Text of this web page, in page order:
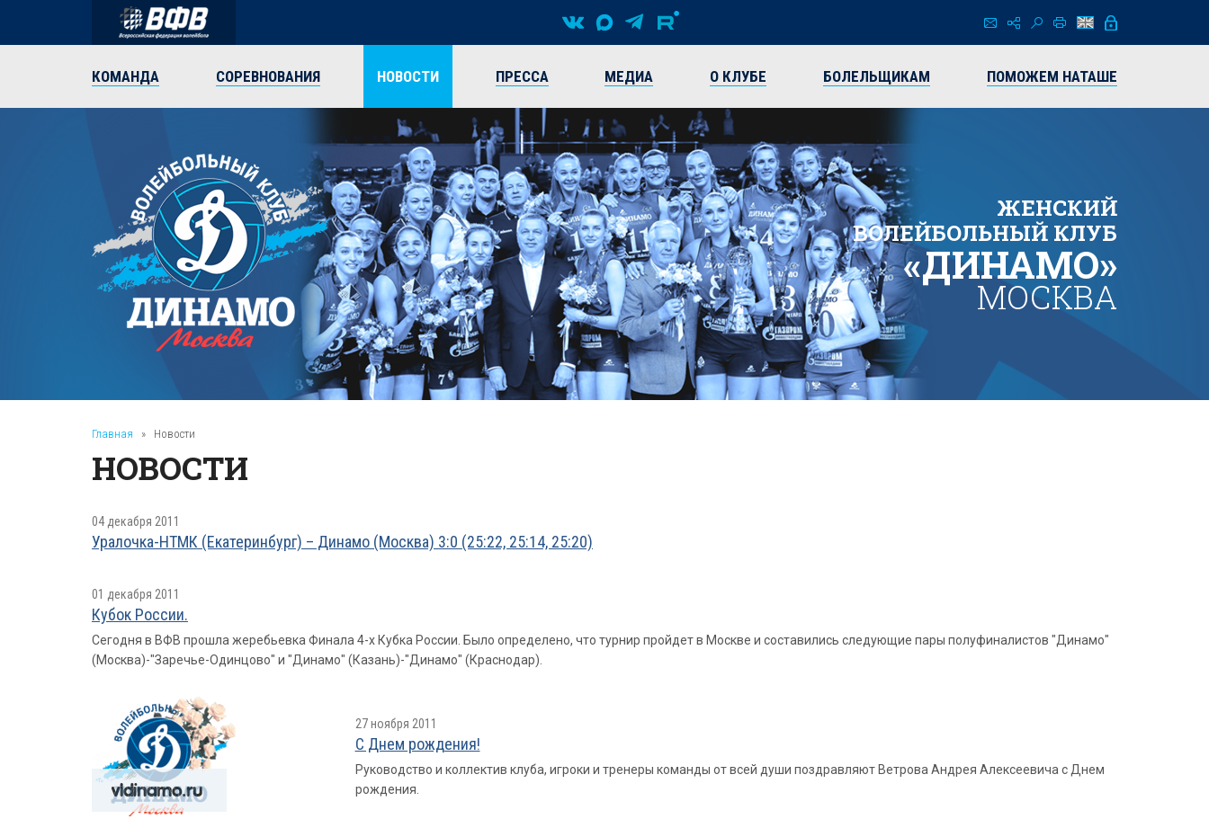
КОМАНДА СОРЕВНОВАНИЯ НОВОСТИ ПРЕССА МЕДИА О КЛУБЕ БОЛЕЛЬЩИКАМ ПОМОЖЕМ НАТАШЕ
ЖЕНСКИЙ
ВОЛЕЙБОЛЬНЫЙ КЛУБ
«ДИНАМО»
МОСКВА
Главная » Новости
НОВОСТИ
04 декабря 2011
Уралочка-НТМК (Екатеринбург) – Динамо (Москва) 3:0 (25:22, 25:14, 25:20)
01 декабря 2011
Кубок России.
Сегодня в ВФВ прошла жеребьевка Финала 4-х Кубка России. Было определено, что турнир пройдет в Москве и составились следующие пары полуфиналистов "Динамо"
(Москва)-"Заречье-Одинцово" и "Динамо" (Казань)-"Динамо" (Краснодар).
27 ноября 2011
С Днем рождения!
Руководство и коллектив клуба, игроки и тренеры команды от всей души поздравляют Ветрова Андрея Алексеевича с Днем
рождения.